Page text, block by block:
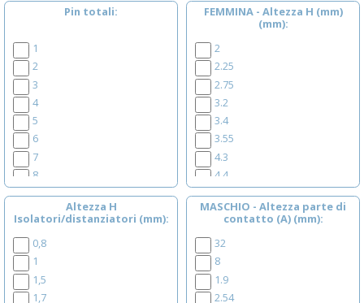
Pin totali
1
2
3
4
5
6
7
8
9
12
13
14
FEMMINA - Altezza H (mm)
(mm)
2
2.25
2.75
3.2
3.4
3.55
4.3
4.4
4.6
5
5.9
6.35
7.1
Altezza H
Isolatori/distanziatori (mm)
0,8
1
1,5
1,7
MASCHIO - Altezza parte di
contatto (A) (mm)
32
8
1.9
2.54